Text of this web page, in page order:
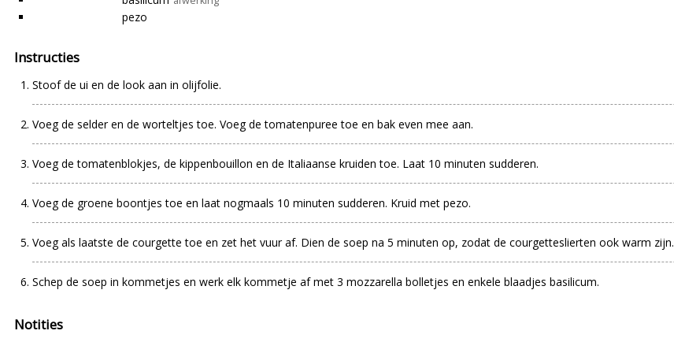
pezo
Instructies
Stoof de ui en de look aan in olijfolie.
Voeg de selder en de worteltjes toe. Voeg de tomatenpuree toe en bak even mee aan.
Voeg de tomatenblokjes, de kippenbouillon en de Italiaanse kruiden toe. Laat 10 minuten sudderen.
Voeg de groene boontjes toe en laat nogmaals 10 minuten sudderen. Kruid met pezo.
Voeg als laatste de courgette toe en zet het vuur af. Dien de soep na 5 minuten op, zodat de courgetteslierten ook warm zijn.
Schep de soep in kommetjes en werk elk kommetje af met 3 mozzarella bolletjes en enkele blaadjes basilicum.
Notities